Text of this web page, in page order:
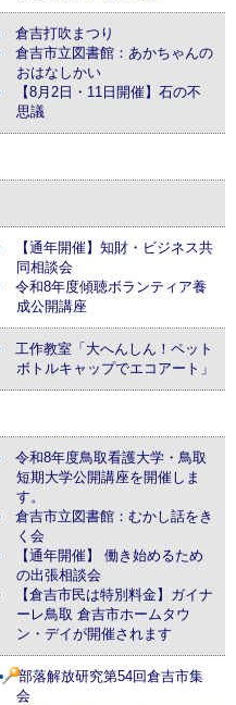
倉吉打吹まつり
倉吉市立図書館：あかちゃんの
おはなしかい
【8月2日・11日開催】石の不
思議
【通年開催】知財・ビジネス共
同相談会
令和8年度傾聴ボランティア養
成公開講座
工作教室「大へんしん！ペット
ボトルキャップでエコアート」
令和8年度鳥取看護大学・鳥取
短期大学公開講座を開催しま
す。
倉吉市立図書館：むかし話をき
く会
【通年開催】 働き始めるため
の出張相談会
【倉吉市民は特別料金】ガイナ
ーレ鳥取 倉吉市ホームタウ
ン・デイが開催されます
部落解放研究第54回倉吉市集
会